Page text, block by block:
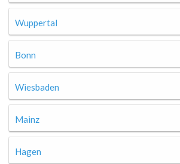
Wuppertal
Bonn
Wiesbaden
Mainz
Hagen